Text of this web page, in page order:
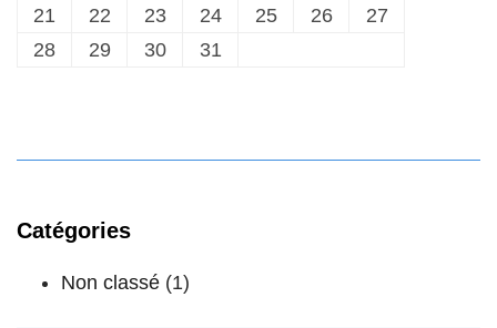
21
22 23 24 25 26
27
28
29 30 31
Catégories
Non classé (1)